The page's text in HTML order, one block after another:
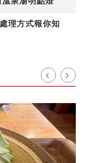
理方式報你知